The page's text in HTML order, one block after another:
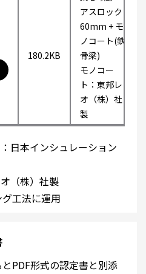
180.2KB
アスロック
60mm + モ
ノコート(鉄
骨梁)
モノコー
ト：東邦レ
オ（株）社
製
日本インシュレーション
（株）社製
工法に運用
PDF形式の認定書と別添